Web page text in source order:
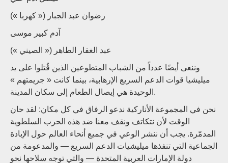
رضوان عبد الجبار (« كهربا »)
آدم كبير موسى
عبد الغفار الطاهر (« الصيني »)
وننعى أيضًا عدداً من الشباب المتطوعين الذين قُتلوا على يد
ميليشيا قوات الدعم السريع الإرهابية، بينما كانت « جريمتهم »
الوحيدة هي إيصال الطعام إلى سكان المدينة.
نحن في المجموعة الأناركية ندعو الرفاق في كل مكان: لقد حان
الوقت لأن نتكاتف ونقف معنا ضد هذه الحرب السلطوية
المدمّرة. يجب أن ننشر الوعي في جميع أنحاء العالم حول الإبادة
الجماعية التي تنفذها ميليشيات الدعم السريع — والمدعومة من
دولة الإمارات العربية المتحدة — والتي توجه سلاحها نحو